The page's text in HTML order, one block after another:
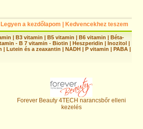
Legyen a kezdőlapom Kedvencekhez teszem
| B3 vitamin | B5 vitamin | B6 vitamin | Béta-
- B 7 vitamin - Biotin | Heszperidin | Inozitol |
| Lutein és a zeaxantin | NADH | P vitamin | PABA |
Forever Beauty 4TECH narancsbőr elleni
kezelés